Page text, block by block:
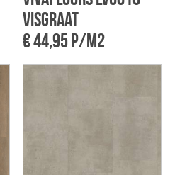
Visgraat
€ 44,95 p/m2